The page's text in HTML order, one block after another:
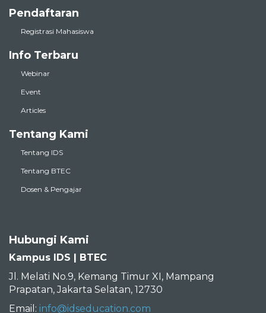
Pendaftaran
Registrasi Mahasiswa
Info Terbaru
Webinar
Event
Articles
Tentang Kami
Tentang IDS
Tentang BTEC
Dosen & Pengajar
Hubungi Kami
Kampus IDS | BTEC
Jl. Melati No.9, Kemang Timur XI, Mampang
Prapatan, Jakarta Selatan, 12730
Email: info@idseducation.com